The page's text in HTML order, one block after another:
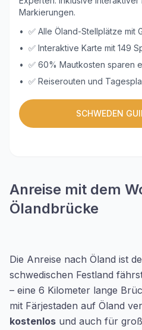
Markierungen.
• ✅ Alle Öland-Stellplätze mit
• ✅ Interaktive Karte mit 149
• ✅ 60% Mautkosten sparen
• ✅ Reiserouten und
SCHWEDEN
Anreise mit dem
Ölandbrücke
Die Anreise nach Öland ist
schwedischen Festland
– eine 6 Kilometer lange
mit Färjestaden auf Öland
kostenlos und auch für